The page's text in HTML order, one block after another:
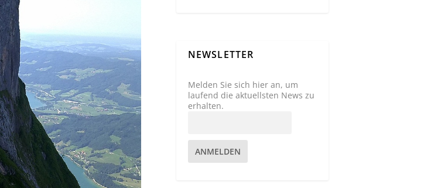
NEWSLETTER
Melden Sie sich hier an, um
laufend die aktuellsten News zu
erhalten.
ANMELDEN